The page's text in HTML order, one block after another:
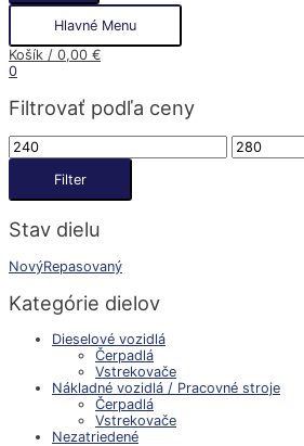
Hlavné Menu
Košík / 0,00 €
0
Filtrovať podľa ceny
Filter
Stav dielu
NovýRepasovaný
Kategórie dielov
Dieselové vozidlá
Čerpadlá
Vstrekovače
Nákladné vozidlá / Pracovné stroje
Čerpadlá
Vstrekovače
Nezatriedené